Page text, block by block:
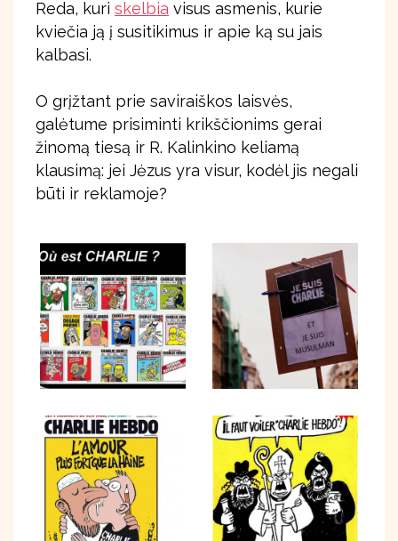
Reda, kuri skelbia visus asmenis, kurie
kviečia ją į susitikimus ir apie ką su jais
kalbasi.
O grįžtant prie saviraiškos laisvės,
galėtume prisiminti krikščionims gerai
žinomą tiesą ir R. Kalinkino keliamą
klausimą: jei Jėzus yra visur, kodėl jis negali
būti ir reklamoje?